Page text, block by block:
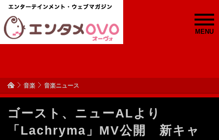
MENU
音楽 音楽ニュース
ゴースト、ニューALより
「Lachryma」MV公開 新キャ